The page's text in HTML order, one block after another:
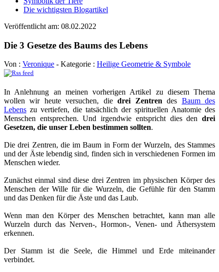
Die wichtigsten Blogartikel
Veröffentlicht am: 08.02.2022
Die 3 Gesetze des Baums des Lebens
Von : Veronique - Kategorie : Heilige Geometrie & Symbole
In Anlehnung an meinen vorherigen Artikel zu diesem Thema
wollen wir heute versuchen, diedrei Zentren des Baum des
Lebens zu vertiefen, die tatsächlich der spirituellen Anatomie des
Menschen entsprechen. Und irgendwie entspricht dies den drei
Gesetzen, die unser Leben bestimmen sollten.
Die drei Zentren, die im Baum in Form der Wurzeln, des Stammes
und der Äste lebendig sind, finden sich in verschiedenen Formen im
Menschen wieder.
Zunächst einmal sind diese drei Zentren im physischen Körper des
Menschen der Wille für die Wurzeln, die Gefühle für den Stamm
und das Denken für die Äste und das Laub.
Wenn man den Körper des Menschen betrachtet, kann man alle
Wurzeln durch das Nerven-, Hormon-, Venen- und Äthersystem
erkennen.
Der Stamm ist die Seele, die Himmel und Erde miteinander
verbindet.